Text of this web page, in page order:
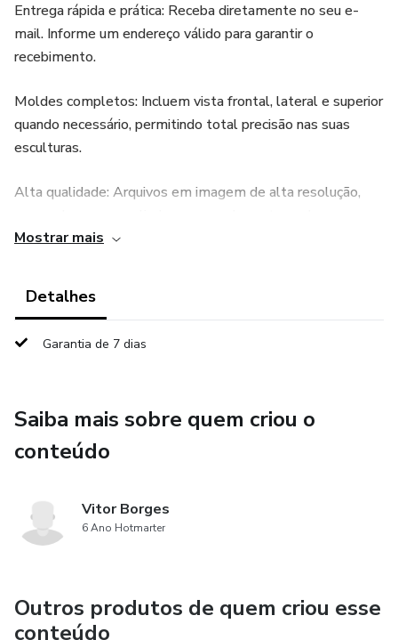
Entrega rápida e prática: Receba diretamente no seu e-
mail. Informe um endereço válido para garantir o
recebimento.
Moldes completos: Incluem vista frontal, lateral e superior
quando necessário, permitindo total precisão nas suas
esculturas.
Alta qualidade: Arquivos em imagem de alta resolução,
perder definição.
com facilidade!
Mostrar mais
Detalhes
Garantia de 7 dias
Saiba mais sobre quem criou o
conteúdo
Vitor Borges
6 Ano Hotmarter
Outros produtos de quem criou esse
conteúdo